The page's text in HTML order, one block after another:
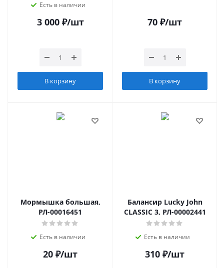
Есть в наличии
3 000₽/шт
В корзину
70 ₽/шт
В корзину
Мормышка большая,
РЛ-00016451
Есть в наличии
20 ₽/шт
Балансир Lucky John
CLASSIC 3, РЛ-00002441
Есть в наличии
310 ₽/шт